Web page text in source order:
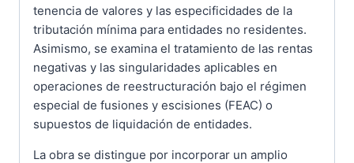
tenencia de valores y las especificidades de la
tributación mínima para entidades no residentes.
Asimismo, se examina el tratamiento de las rentas
negativas y las singularidades aplicables en
operaciones de reestructuración bajo el régimen
especial de fusiones y escisiones (FEAC) o
supuestos de liquidación de entidades.
La obra se distingue por incorporar un amplio